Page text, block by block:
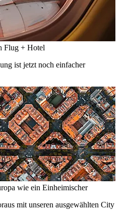
Flug + Hotel
ist jetzt noch einfacher
wie ein Einheimischer
mit unseren ausgewählten City